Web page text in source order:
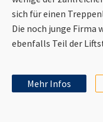
sich für einen
Die noch junge Firma
ebenfalls Teil der
Mehr Infos